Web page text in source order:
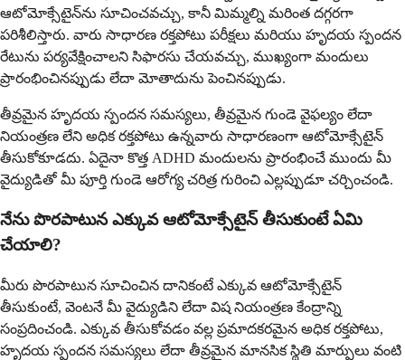
ఆటోమోక్సేటైన్‌ను సూచించవచ్చు, కానీ మిమ్మల్ని మరింత దగ్గరగా
పరిశీలిస్తారు. వారు సాధారణ రక్తపోటు పరీక్షలు మరియు హృదయ స్పందన
రేటును పర్యవేక్షించాలని సిఫారసు చేయవచ్చు, ముఖ్యంగా మందులు
ప్రారంభించినప్పుడు లేదా మోతాదును పెంచినప్పుడు.
తీవ్రమైన హృదయ స్పందన సమస్యలు, తీవ్రమైన గుండె వైఫల్యం లేదా
నియంత్రణ లేని అధిక రక్తపోటు ఉన్నవారు సాధారణంగా ఆటోమోక్సేటైన్
తీసుకోకూడదు. ఏదైనా కొత్త ADHD మందులను ప్రారంభించే ముందు మీ
వైద్యుడితో మీ పూర్తి గుండె ఆరోగ్య చరిత్ర గురించి ఎల్లప్పుడూ చర్చించండి.
నేను పొరపాటున ఎక్కువ ఆటోమోక్సేటైన్ తీసుకుంటే ఏమి
చేయాలి?
మీరు పొరపాటున సూచించిన దానికంటే ఎక్కువ ఆటోమోక్సేటైన్
తీసుకుంటే, వెంటనే మీ వైద్యుడిని లేదా విష నియంత్రణ కేంద్రాన్ని
సంప్రదించండి. ఎక్కువ తీసుకోవడం వల్ల ప్రమాదకరమైన అధిక రక్తపోటు,
హృదయ స్పందన సమస్యలు లేదా తీవ్రమైన మానసిక స్థితి మార్పులు వంటి